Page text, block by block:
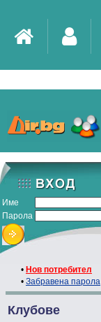
Име
Парола
• Нов потребител
• Забравена парола
Клубове